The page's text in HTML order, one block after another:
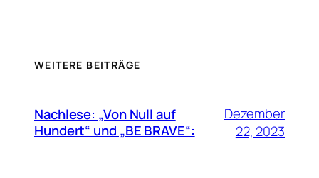
WEITERE BEITRÄGE
Nachlese: „Von Null auf
Hundert“ und „BE BRAVE“:
Dezember
22, 2023